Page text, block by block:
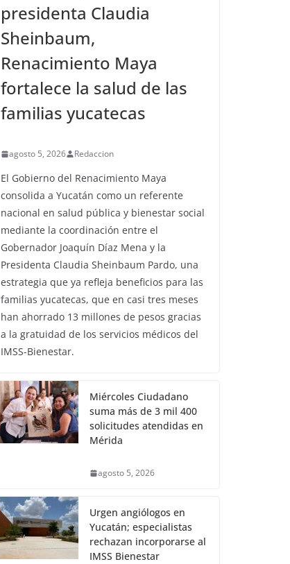
presidenta Claudia
Sheinbaum,
Renacimiento Maya
fortalece la salud de las
familias yucatecas
agosto 5, 2026 Redaccion
El Gobierno del Renacimiento Maya
consolida a Yucatán como un referente
nacional en salud pública y bienestar social
mediante la coordinación entre el
Gobernador Joaquín Díaz Mena y la
Presidenta Claudia Sheinbaum Pardo, una
estrategia que ya refleja beneficios para las
familias yucatecas, que en casi tres meses
han ahorrado 13 millones de pesos gracias
a la gratuidad de los servicios médicos del
IMSS-Bienestar.
Miércoles Ciudadano
suma más de 3 mil 400
solicitudes atendidas en
Mérida
agosto 5, 2026
Urgen angiólogos en
Yucatán; especialistas
rechazan incorporarse al
IMSS Bienestar